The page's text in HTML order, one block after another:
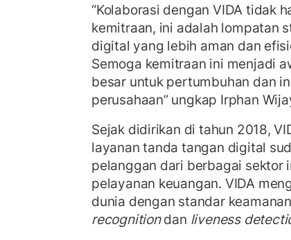
“Kolaborasi dengan VIDA tidak
kemitraan, ini adalah lompatan
digital yang lebih aman dan
Semoga kemitraan ini menjadi
besar untuk pertumbuhan dan
perusahaan” ungkap Irphan
Sejak didirikan di tahun 2018,
layanan tanda tangan digital
pelanggan dari berbagai sektor
pelayanan keuangan. VIDA
dunia dengan standar
recognitiondan liveness